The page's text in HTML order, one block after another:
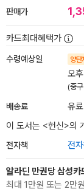
판매가
카드최대혜택가
수령예상일 양탄
오
(중
배송료
유
이 도서는 <헌신>의
전자책 전
알라딘 만권당 삼성
최대 1만원 또는 2만